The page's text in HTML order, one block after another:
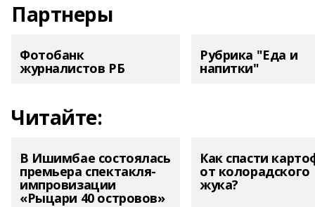
Партнеры
Фотобанк
журналистов РБ
Рубрика "Еда и
напитки"
Читайте:
В Ишимбае состоялась
премьера спектакля-
импровизации
«Рыцари 40 островов»
Как спасти
от колорадского
жука?